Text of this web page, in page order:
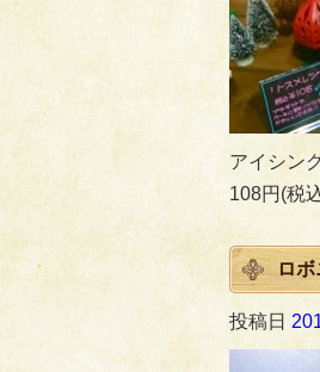
アイシン
108円(税
ロボ
投稿日